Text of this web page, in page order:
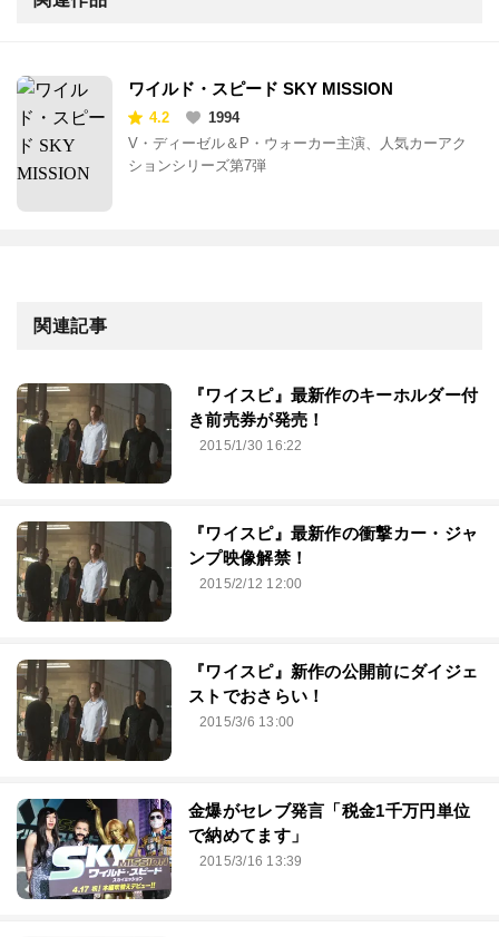
ワイルド・スピード SKY MISSION
4.2
1994
V・ディーゼル＆P・ウォーカー主演、人気カーアク
ションシリーズ第7弾
関連記事
『ワイスピ』最新作のキーホルダー付
き前売券が発売！
2015/1/30 16:22
『ワイスピ』最新作の衝撃カー・ジャ
ンプ映像解禁！
2015/2/12 12:00
『ワイスピ』新作の公開前にダイジェ
ストでおさらい！
2015/3/6 13:00
金爆がセレブ発言「税金1千万円単位
で納めてます」
2015/3/16 13:39